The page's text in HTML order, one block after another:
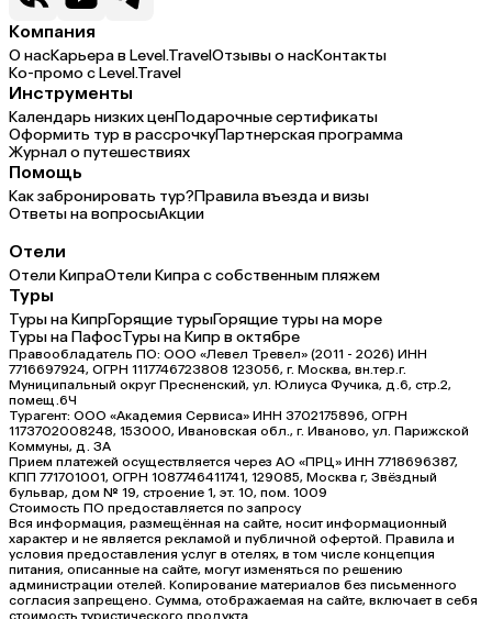
Компания
О насКарьера в Level.TravelОтзывы о насКонтакты
Ко-промо с Level.Travel
Инструменты
Календарь низких ценПодарочные сертификаты
Оформить тур в рассрочкуПартнерская программа
Журнал о путешествиях
Помощь
Как забронировать тур?Правила въезда и визы
Ответы на вопросыАкции
Отели
Отели КипраОтели Кипра с собственным пляжем
Туры
Туры на КипрГорящие турыГорящие туры на море
Туры на ПафосТуры на Кипр в октябре
Правообладатель ПО: ООО «Левел Тревел» (2011 - 2026) ИНН
7716697924, ОГРН 1117746723808 123056, г. Москва, вн.тер.г.
Муниципальный округ Пресненский, ул. Юлиуса Фучика, д.6, стр.2,
помещ.6Ч
Турагент: ООО «Академия Сервиса» ИНН 3702175896, ОГРН
1173702008248, 153000, Ивановская обл., г. Иваново, ул. Парижской
Коммуны, д. ЗА
Прием платежей осуществляется через АО «ПРЦ» ИНН 7718696387,
КПП 771701001, ОГРН 1087746411741, 129085, Москва г, Звёздный
бульвар, дом № 19, строение 1, эт. 10, пом. 1009
Стоимость ПО предоставляется по запросу
Вся информация, размещённая на сайте, носит информационный
характер и не является рекламой и публичной офертой. Правила и
условия предоставления услуг в отелях, в том числе концепция
питания, описанные на сайте, могут изменяться по решению
администрации отелей. Копирование материалов без письменного
согласия запрещено. Сумма, отображаемая на сайте, включает в себя
стоимость туристического продукта